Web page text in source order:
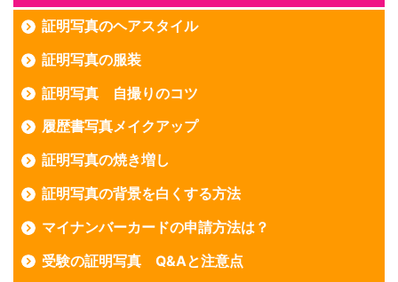
証明写真のヘアスタイル
証明写真の服装
証明写真 自撮りのコツ
履歴書写真メイクアップ
証明写真の焼き増し
証明写真の背景を白くする方法
マイナンバーカードの申請方法は？
受験の証明写真 Q&Aと注意点